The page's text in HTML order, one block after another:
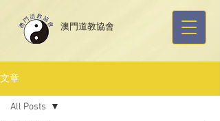
​澳門道教協會
文章
All Posts